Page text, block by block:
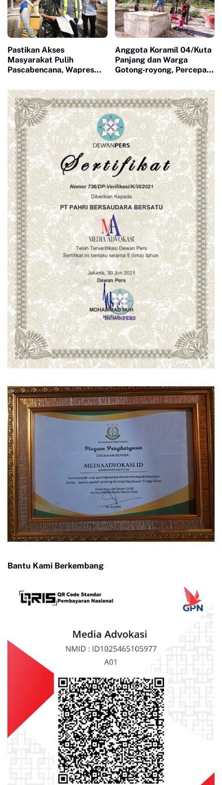
Pastikan Akses
Masyarakat Pulih
Pascabencana, Wapres
Jembatan Gantung
Kendawi
Anggota Koramil 04/Kuta
Panjang dan Warga
Gotong-royong, Percepat
Jembatan Gantung
Bantu Kami Berkembang